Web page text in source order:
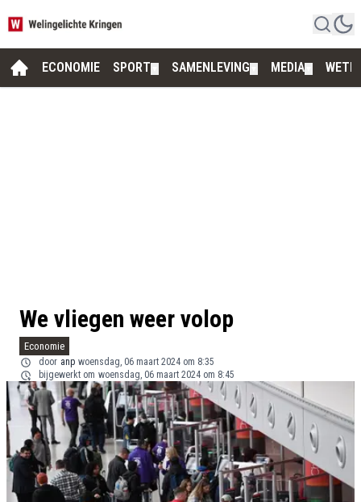
ECONOMIE SPORT SAMENLEVING MEDIA
We vliegen weer volop
Economie
door anp woensdag, 06 maart 2024 om 8:35
bijgewerkt om woensdag, 06 maart 2024 om 8:45